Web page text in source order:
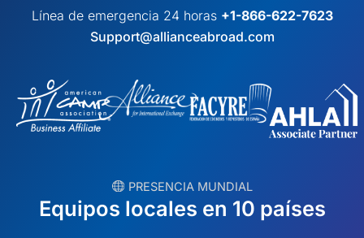
Línea de emergencia 24 horas +1-866-622-7623
Support@allianceabroad.com
︎ PRESENCIA MUNDIAL
Equipos locales en 10 países